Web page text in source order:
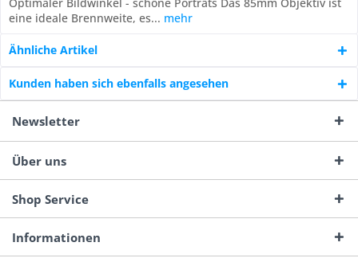
eine ideale Brennweite, es... mehr
Ähnliche Artikel
Kunden haben sich ebenfalls angesehen
Newsletter
Über uns
Shop Service
Informationen